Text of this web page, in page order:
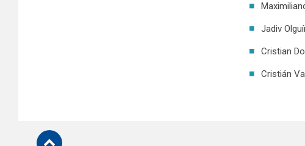
Jadiv
Cristian
Cristián